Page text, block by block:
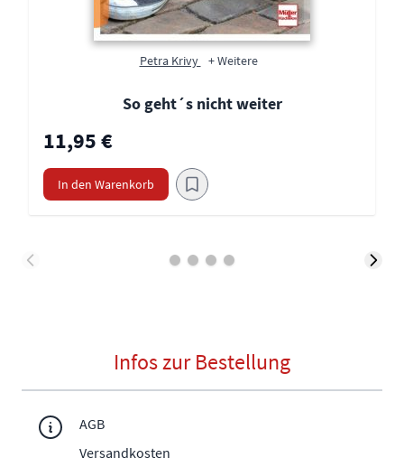
Petra Krivy + Weitere
So geht´s nicht weiter
11,95 €
In den Warenkorb
Infos zur Bestellung
AGB
Versandkosten